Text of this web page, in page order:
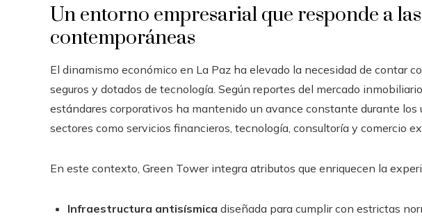
Un entorno empresarial que responde a
contemporáneas
El dinamismo económico en La Paz ha elevado la necesidad de contar
seguros y dotados de tecnología. Según reportes del mercado
estándares corporativos ha mantenido un avance constante durante los
sectores como servicios financieros, tecnología, consultoría y comercio
En este contexto, Green Tower integra atributos que enriquecen la
Infraestructura antisísmica diseñada para cumplir con estrictas